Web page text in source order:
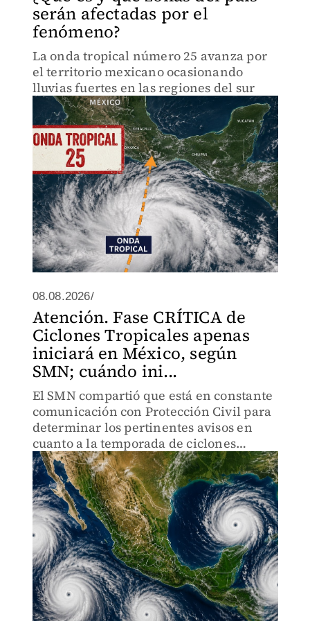
serán afectadas por el
fenómeno?
La onda tropical número 25 avanza por
el territorio mexicano ocasionando
lluvias fuertes en las regiones del sur
08.08.2026/
Atención. Fase CRÍTICA de
Ciclones Tropicales apenas
iniciará en México, según
SMN; cuándo ini...
El SMN compartió que está en constante
comunicación con Protección Civil para
determinar los pertinentes avisos en
cuanto a la temporada de ciclones
tropicales y huracanes 2026